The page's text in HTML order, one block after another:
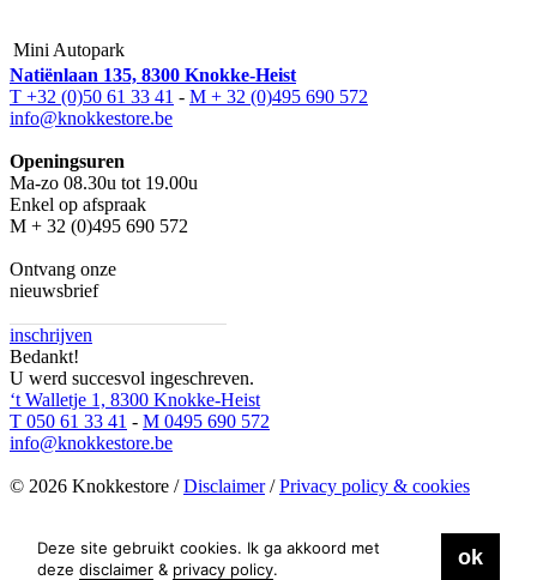
Mini Autopark
Natiënlaan 135, 8300 Knokke-Heist
T +32 (0)50 61 33 41 - M + 32 (0)495 690 572
info@knokkestore.be
Openingsuren
Ma-zo 08.30u tot 19.00u
Enkel op afspraak
M + 32 (0)495 690 572
Ontvang onze
nieuwsbrief
inschrijven
Bedankt!
U werd succesvol ingeschreven.
‘t Walletje 1, 8300 Knokke-Heist
T 050 61 33 41 - M 0495 690 572
info@knokkestore.be
© 2026 Knokkestore /Disclaimer/Privacy policy & cookies
Deze site gebruikt cookies. Ik ga akkoord met
dezedisclaimer & privacy policy. ok